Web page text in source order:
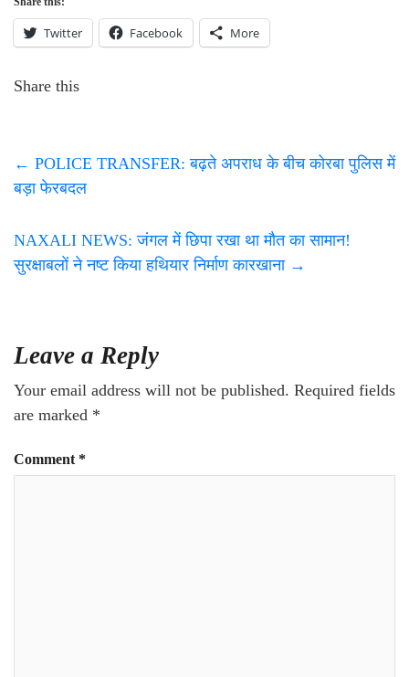
Twitter Facebook More
Share this
← POLICE TRANSFER: बढ़ते अपराध के बीच कोरबा पुलिस में
बड़ा फेरबदल
NAXALI NEWS: जंगल में छिपा रखा था मौत का सामान!
सुरक्षाबलों ने नष्ट किया हथियार निर्माण कारखाना →
Leave a Reply
Your email address will not be published. Required fields
are marked *
Comment *